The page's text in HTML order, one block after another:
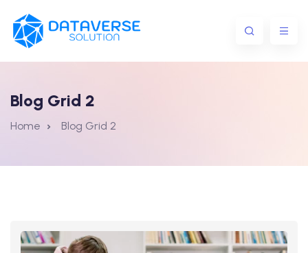
Blog Grid 2
Home Blog Grid 2